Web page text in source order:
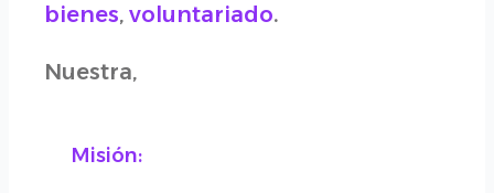
bienes, voluntariado.
Nuestra,
Misión: